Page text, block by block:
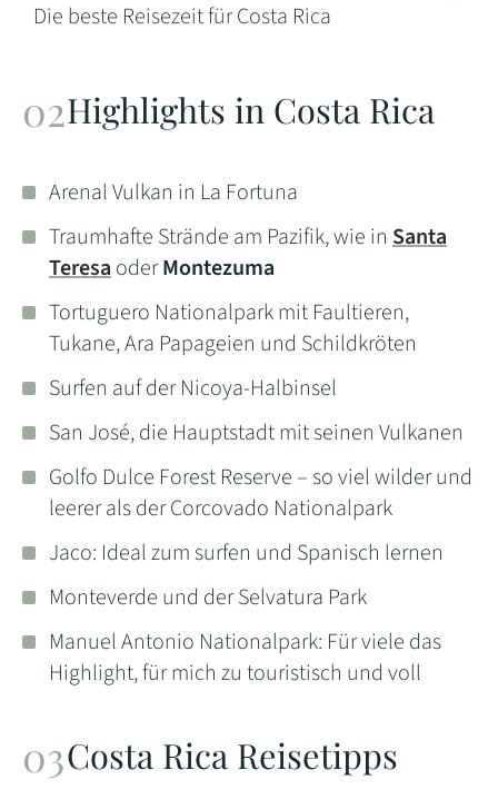
Die beste Reisezeit für Costa Rica
Highlights in Costa Rica
Arenal Vulkan in La Fortuna
Traumhafte Strände am Pazifik, wie in Santa
TeresaoderMontezuma
Tortuguero Nationalpark mit Faultieren,
Tukane, Ara Papageien und Schildkröten
Surfen auf der Nicoya-Halbinsel
San José, die Hauptstadt mit seinen Vulkanen
Golfo Dulce Forest Reserve – so viel wilder und
leerer als der Corcovado Nationalpark
Jaco: Ideal zum surfen und Spanisch lernen
Monteverde und der Selvatura Park
Manuel Antonio Nationalpark: Für viele das
Highlight, für mich zu touristisch und voll
Costa Rica Reisetipps